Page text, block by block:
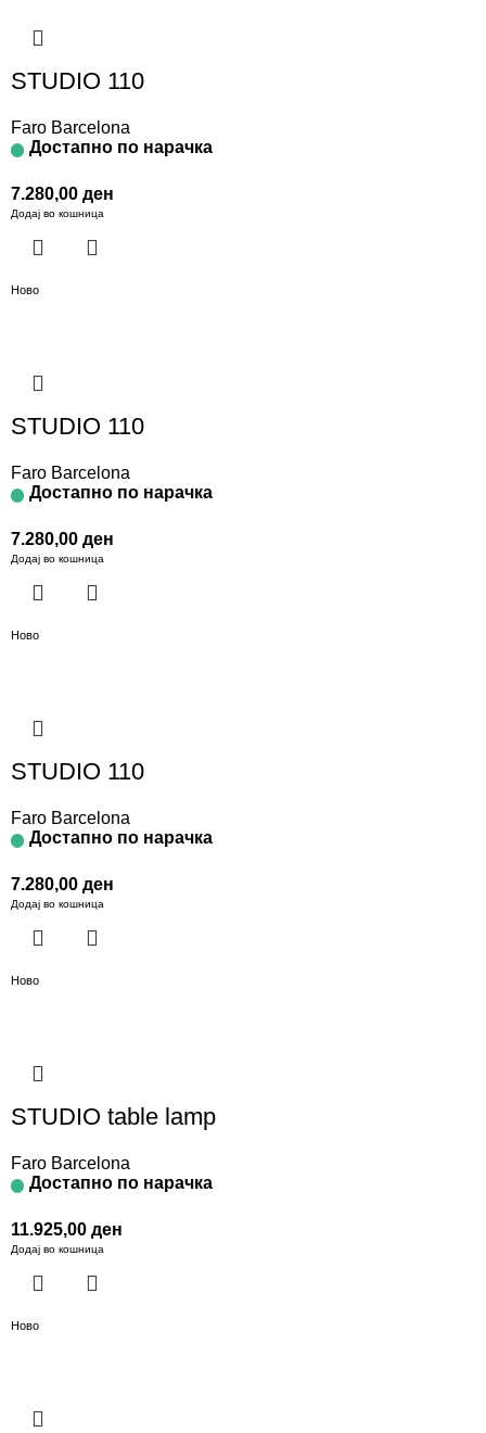
STUDIO 110
Faro Barcelona
Достапно по нарачка
7.280,00 ден
Додај во кошница
Ново
STUDIO 110
Faro Barcelona
Достапно по нарачка
7.280,00 ден
Додај во кошница
Ново
STUDIO 110
Faro Barcelona
Достапно по нарачка
7.280,00 ден
Додај во кошница
Ново
STUDIO table lamp
Faro Barcelona
Достапно по нарачка
11.925,00 ден
Додај во кошница
Ново